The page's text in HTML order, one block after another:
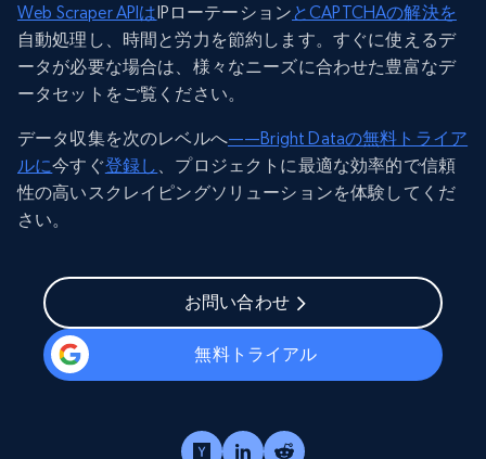
Web Scraper APIはIPローテーションとCAPTCHAの解決を
自動処理し、時間と労力を節約します。すぐに使えるデ
ータが必要な場合は、様々なニーズに合わせた豊富なデ
ータセットをご覧ください。
データ収集を次のレベルへ——Bright Dataの無料トライア
ルに今すぐ登録し
、プロジェクトに最適な効率的で信頼
性の高いスクレイピングソリューションを体験してくだ
さい。
お問い合わせ
無料トライアル